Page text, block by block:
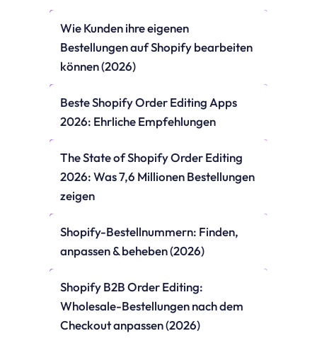
Wie Kunden ihre eigenen
Bestellungen auf Shopify bearbeiten
können (2026)
Beste Shopify Order Editing Apps
2026: Ehrliche Empfehlungen
The State of Shopify Order Editing
2026: Was 7,6 Millionen Bestellungen
zeigen
Shopify-Bestellnummern: Finden,
anpassen & beheben (2026)
Shopify B2B Order Editing:
Wholesale-Bestellungen nach dem
Checkout anpassen (2026)